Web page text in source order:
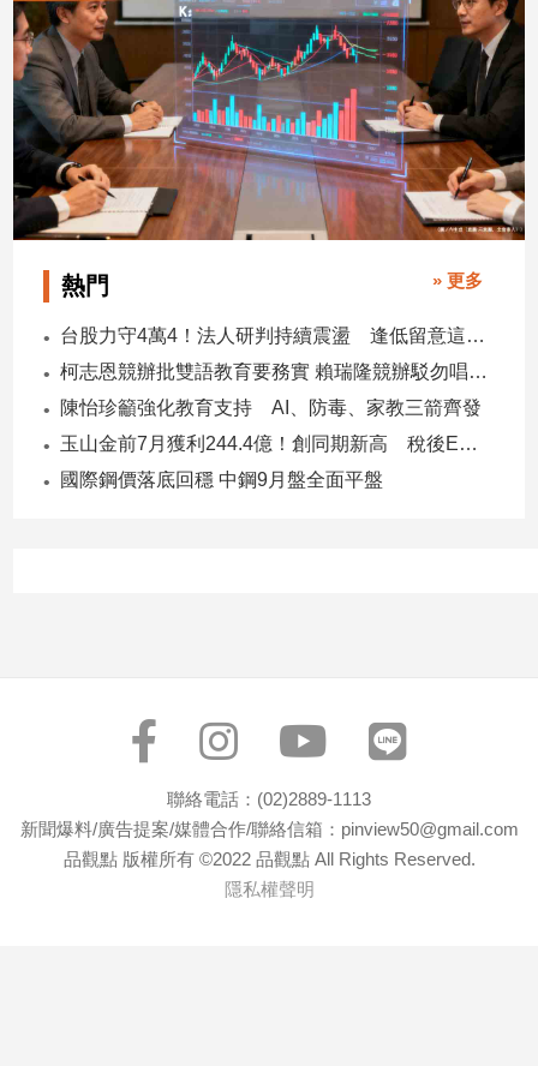
專
區
【我
的
觀
點】
熱門 » 更多
台股力守4萬4！法人研判持續震盪 逢低留意這些族群
柯志恩競辦批雙語教育要務實 賴瑞隆競辦駁勿唱衰高雄
陳怡珍籲強化教育支持 AI、防毒、家教三箭齊發
玉山金前7月獲利244.4億！創同期新高 稅後EPS自結1.51元
國際鋼價落底回穩 中鋼9月盤全面平盤
聯絡電話：(02)2889-1113
新聞爆料/廣告提案/媒體合作/聯絡信箱：pinview50@gmail.com
品觀點 版權所有 ©2022 品觀點 All Rights Reserved.
隱私權聲明